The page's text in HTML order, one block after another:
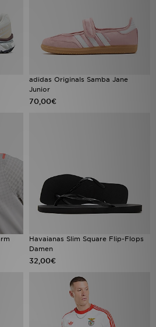
adidas Originals Samba Jane
Junior
70,00€
Havaianas Slim Square Flip-Flops
Damen
32,00€